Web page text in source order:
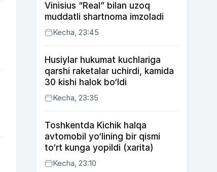
Vinisius “Real” bilan uzoq
muddatli shartnoma imzoladi
Kecha, 23:45
Husiylar hukumat kuchlariga
qarshi raketalar uchirdi, kamida
30 kishi halok bo‘ldi
Kecha, 23:35
Toshkentda Kichik halqa
avtomobil yo‘lining bir qismi
to‘rt kunga yopildi (xarita)
Kecha, 23:10